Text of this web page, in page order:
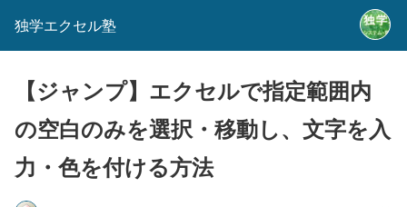
独学エクセル塾
【ジャンプ】エクセルで指定範囲内
の空白のみを選択・移動し、文字を入
力・色を付ける方法